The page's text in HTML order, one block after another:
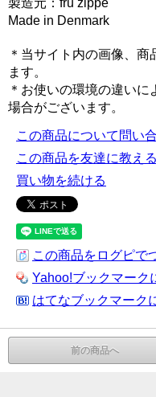
製造元：fru zippe
Made in Denmark
＊当サイト内の画像、
ます。
＊お使いの環境の違い
場合がございます。
この商品について問い
この商品を友達に教える
買い物を続ける
この商品をログピで
Yahoo!ブックマーク
はてなブックマーク
前の商品へ